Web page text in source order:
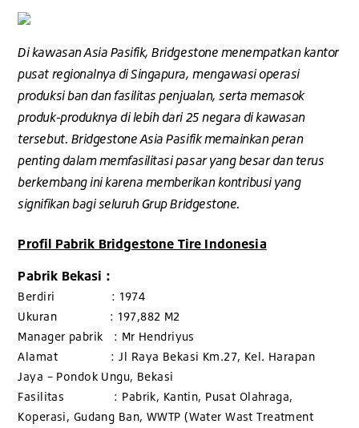
Di kawasan Asia Pasifik, Bridgestone menempatkan kantor
pusat regionalnya di Singapura, mengawasi operasi
produksi ban dan fasilitas penjualan, serta memasok
produk-produknya di lebih dari 25 negara di kawasan
tersebut. Bridgestone Asia Pasifik memainkan peran
penting dalam memfasilitasi pasar yang besar dan terus
berkembang ini karena memberikan kontribusi yang
signifikan bagi seluruh Grup Bridgestone.
Profil Pabrik Bridgestone Tire Indonesia
Pabrik Bekasi :
Berdiri : 1974
Ukuran : 197,882 M2
Manager pabrik : Mr Hendriyus
Alamat : Jl Raya Bekasi Km.27, Kel. Harapan
Jaya – Pondok Ungu, Bekasi
Fasilitas : Pabrik, Kantin, Pusat Olahraga,
Koperasi, Gudang Ban, WWTP (Water Wast Treatment